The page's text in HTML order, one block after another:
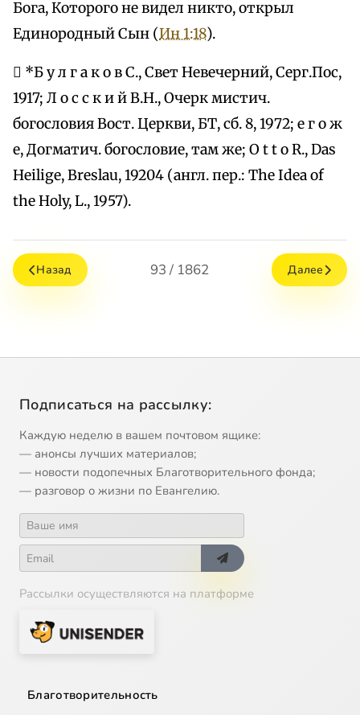
Бога, Которого не видел никто, открыл
Единородный Сын (Ин 1:18).
 *Б у л г а к о в С., Свет Невечерний, Серг.Пос,
1917; Л о с с к и й В.Н., Очерк мистич.
богословия Вост. Церкви, БТ, сб. 8, 1972; е г о ж
е, Догматич. богословие, там же; O t t o R., Das
Heilige, Breslau, 19204 (англ. пер.: The Idea of
the Holy, L., 1957).
Назад 93 / 1862 Далее
Подписаться на рассылку:
Каждую неделю в вашем почтовом ящике:
— анонсы лучших материалов;
— новости подопечных Благотворительного фонда;
— разговор о жизни по Евангелию.
Рассылки осуществляются на платформе
Благотворительность